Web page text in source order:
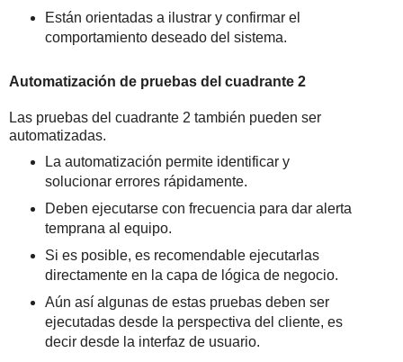
Están orientadas a ilustrar y confirmar el
comportamiento deseado del sistema.
Automatización de pruebas del cuadrante 2
Las pruebas del cuadrante 2 también pueden ser
automatizadas.
La automatización permite identificar y
solucionar errores rápidamente.
Deben ejecutarse con frecuencia para dar alerta
temprana al equipo.
Si es posible, es recomendable ejecutarlas
directamente en la capa de lógica de negocio.
Aún así algunas de estas pruebas deben ser
ejecutadas desde la perspectiva del cliente, es
decir desde la interfaz de usuario.